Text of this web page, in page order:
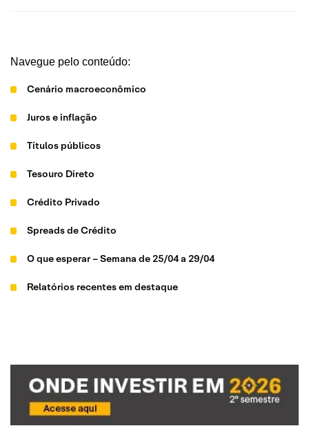
Navegue pelo conteúdo:
Cenário macroeconômico
Juros e inflação
Títulos públicos
Tesouro Direto
Crédito Privado
Spreads de Crédito
O que esperar – Semana de 25/04 a 29/04
Relatórios recentes em destaque